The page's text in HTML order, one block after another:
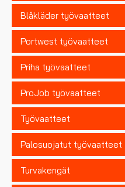
Blåkläder työvaatteet
Portwest työvaatteet
Priha työvaatteet
ProJob työvaatteet
Työvaatteet
Palosuojatut työvaatteet
Turvakengät